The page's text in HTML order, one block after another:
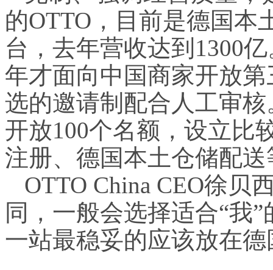
的OTTO，目前是德国本
台，去年营收达到1300
年才面向中国商家开放
选的邀请制配合人工审
开放100个名额，设立比
注册、德国本土仓储配送
OTTO China CEO徐贝
同，一般会选择适合“我
一站最稳妥的应该放在德